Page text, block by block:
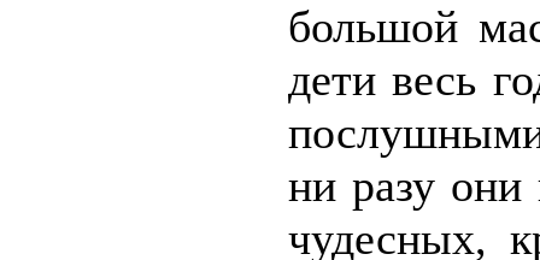
большой
дети весь
ни разу они
чудесных,